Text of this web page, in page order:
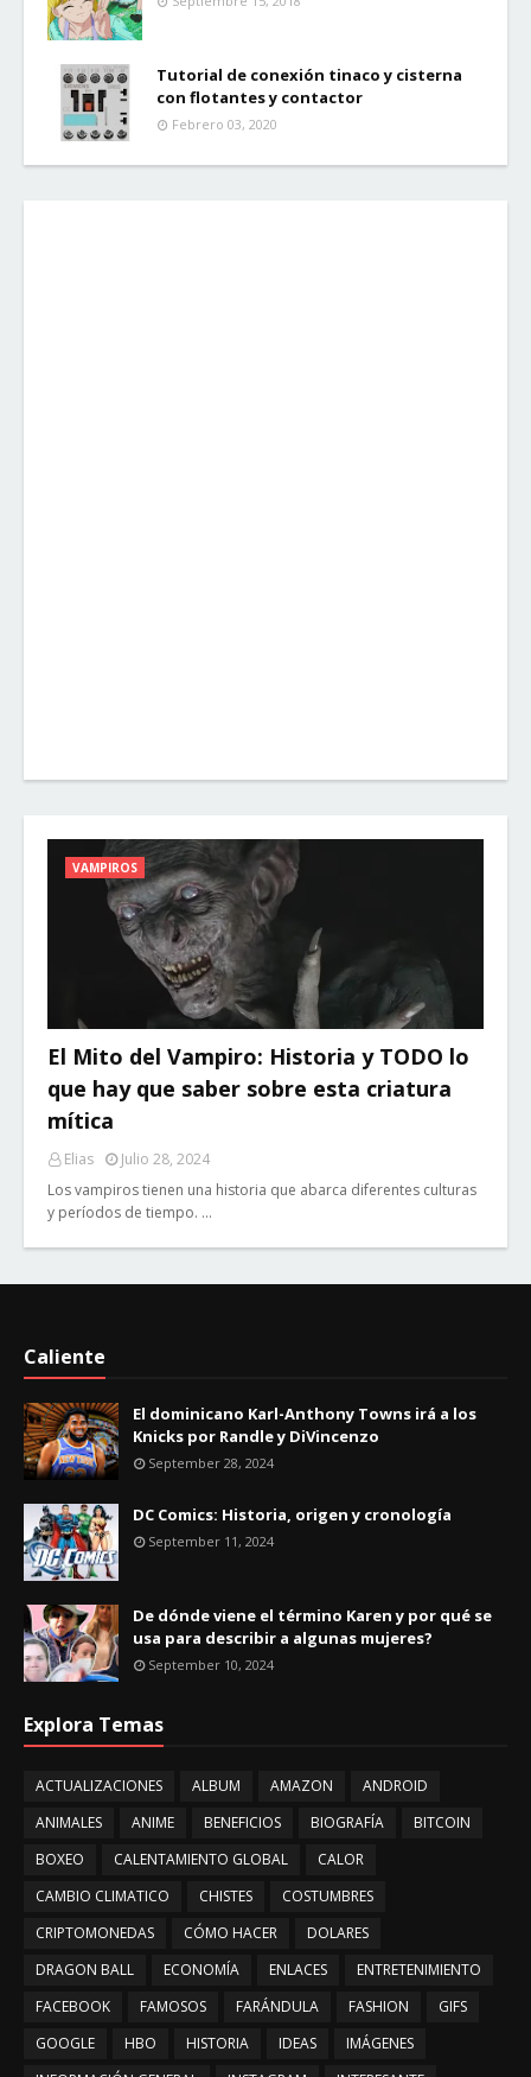
Tutorial de conexión tinaco y cisterna
con flotantes y contactor
Febrero 03, 2020
VAMPIROS
El Mito del Vampiro: Historia y TODO lo
que hay que saber sobre esta criatura
mítica
Elias
Julio 28, 2024
Los vampiros tienen una historia que abarca diferentes culturas
y períodos de tiempo. …
Caliente
El dominicano Karl-Anthony Towns irá a los
Knicks por Randle y DiVincenzo
September 28, 2024
DC Comics: Historia, origen y cronología
September 11, 2024
De dónde viene el término Karen y por qué se
usa para describir a algunas mujeres?
September 10, 2024
Explora Temas
ACTUALIZACIONES ALBUM AMAZON
ANDROID
ANIMALES
ANIME BENEFICIOS BIOGRAFÍA
BITCOIN
BOXEO
CALENTAMIENTO GLOBAL
CALOR
CAMBIO CLIMATICO
CHISTES
COSTUMBRES
CRIPTOMONEDAS
CÓMO HACER
DOLARES
DRAGON BALL
ECONOMÍA ENLACES
ENTRETENIMIENTO
FACEBOOK
FAMOSOS FARÁNDULA FASHION
GIFS
GOOGLE
HBO HISTORIA IDEAS
IMÁGENES